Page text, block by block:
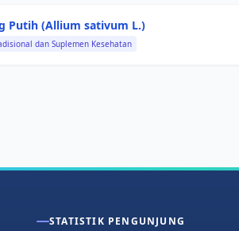
Putih (Allium sativum L.)
dan Suplemen Kesehatan
STATISTIK PENGUNJUNG